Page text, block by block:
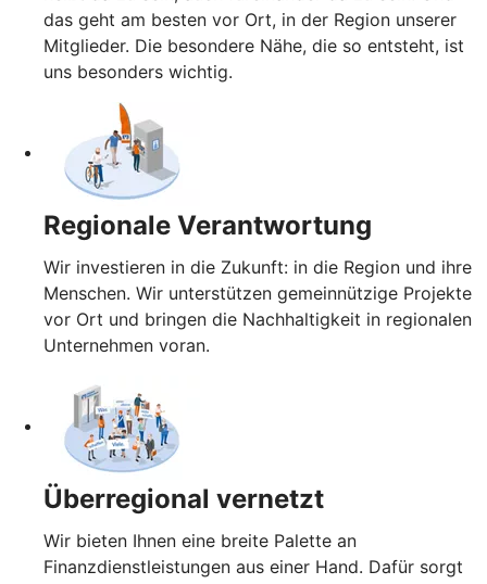
das geht am besten vor Ort, in der Region unserer
Mitglieder. Die besondere Nähe, die so entsteht, ist
uns besonders wichtig.
Regionale Verantwortung
Wir investieren in die Zukunft: in die Region und ihre
Menschen. Wir unterstützen gemeinnützige Projekte
vor Ort und bringen die Nachhaltigkeit in regionalen
Unternehmen voran.
Überregional vernetzt
Wir bieten Ihnen eine breite Palette an
Finanzdienstleistungen aus einer Hand. Dafür sorgt